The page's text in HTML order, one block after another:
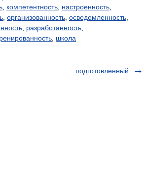
компетентность настроенность
организованность осведомленность
разработанность
школа
подготовленный